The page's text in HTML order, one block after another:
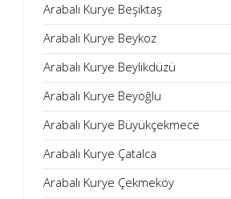
Arabalı Kurye Beşiktaş
Arabalı Kurye Beykoz
Arabalı Kurye Beylikdüzü
Arabalı Kurye Beyoğlu
Arabalı Kurye Büyükçekmece
Arabalı Kurye Çatalca
Arabalı Kurye Çekmeköy